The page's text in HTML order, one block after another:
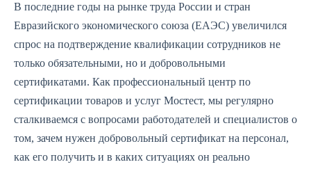
В последние годы на рынке труда России и стран
Евразийского экономического союза (ЕАЭС) увеличился
спрос на подтверждение квалификации сотрудников не
только обязательными, но и добровольными
сертификатами. Как профессиональный центр по
сертификации товаров и услуг Мостест, мы регулярно
сталкиваемся с вопросами работодателей и специалистов о
том, зачем нужен добровольный сертификат на персонал,
как его получить и в каких ситуациях он реально